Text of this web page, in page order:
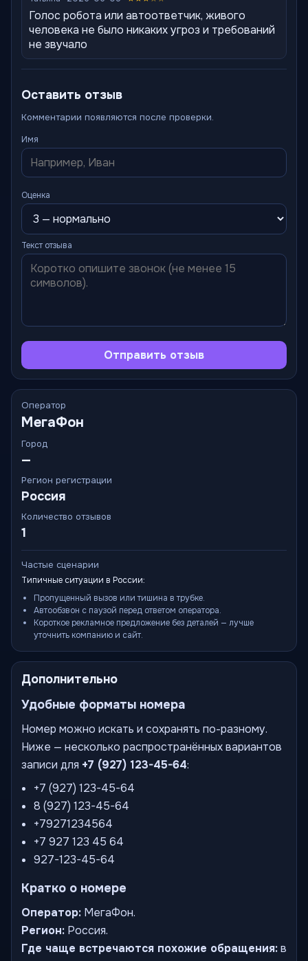
Голос робота или автоответчик, живого
человека не было никаких угроз и требований
не звучало
Оставить отзыв
Комментарии появляются после проверки.
Имя
Оценка
Текст отзыва
Отправить отзыв
Оператор
МегаФон
Город
—
Регион регистрации
Россия
Количество отзывов
1
Частые сценарии
Типичные ситуации в России:
Пропущенный вызов или тишина в трубке.
Автообзвон с паузой перед ответом оператора.
Короткое рекламное предложение без деталей — лучше
уточнить компанию и сайт.
Дополнительно
Удобные форматы номера
Номер можно искать и сохранять по-разному.
Ниже — несколько распространённых вариантов
записи для +7 (927) 123-45-64:
+7 (927) 123-45-64
8 (927) 123-45-64
+79271234564
+7 927 123 45 64
927-123-45-64
Кратко о номере
Оператор: МегаФон.
Регион: Россия.
Где чаще встречаются похожие обращения:в